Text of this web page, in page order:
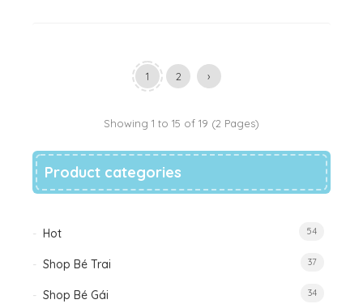
1 2 ›
Showing 1 to 15 of 19 (2 Pages)
Product categories
Hot 54
Shop Bé Trai 37
Shop Bé Gái 34